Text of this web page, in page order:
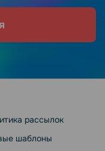
рассылок
шаблоны